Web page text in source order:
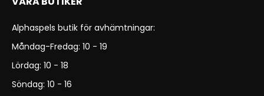
Alphaspels butik för avhämtningar:
Måndag-Fredag: 10 - 19
Lördag: 10 - 18
Söndag: 10 - 16